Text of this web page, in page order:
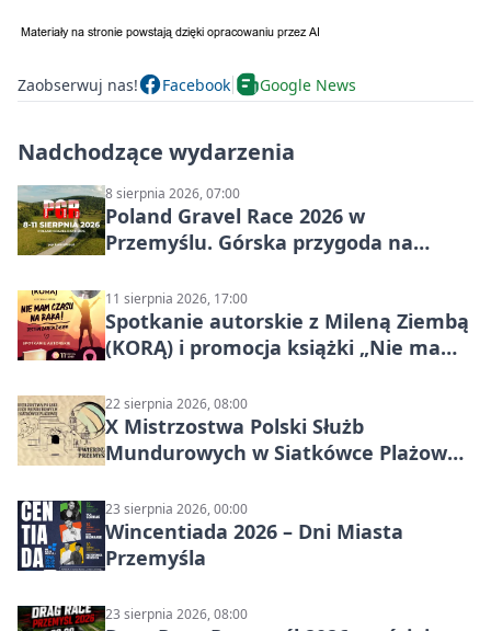
Zaobserwuj nas! Facebook Google News
Nadchodzące wydarzenia
8 sierpnia 2026, 07:00
Poland Gravel Race 2026 w
Przemyślu. Górska przygoda na
11 sierpnia 2026, 17:00
Spotkanie autorskie z Mileną Ziembą
(KORĄ) i promocja książki „Nie mam
22 sierpnia 2026, 08:00
X Mistrzostwa Polski Służb
Mundurowych w Siatkówce Plażowej
23 sierpnia 2026, 00:00
Wincentiada 2026 – Dni Miasta
Przemyśla
23 sierpnia 2026, 08:00